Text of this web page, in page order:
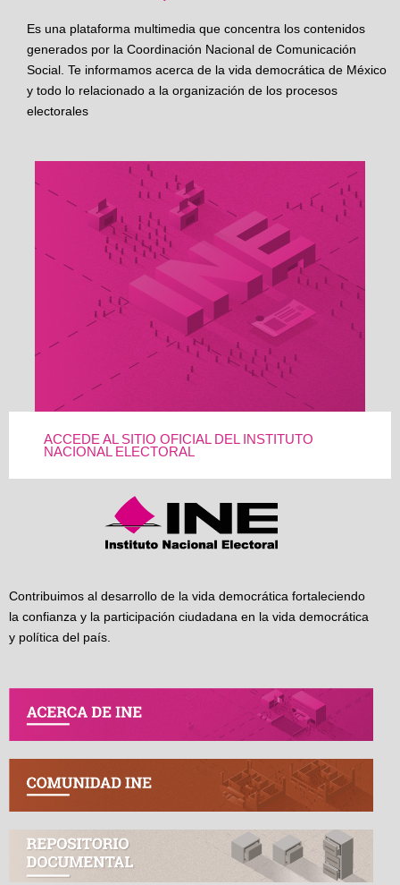
Es una plataforma multimedia que concentra los contenidos
generados por la Coordinación Nacional de Comunicación
Social. Te informamos acerca de la vida democrática de México
y todo lo relacionado a la organización de los procesos
electorales
ACCEDE AL SITIO OFICIAL DEL INSTITUTO
NACIONAL ELECTORAL
Contribuimos al desarrollo de la vida democrática fortaleciendo
la confianza y la participación ciudadana en la vida democrática
y política del país.